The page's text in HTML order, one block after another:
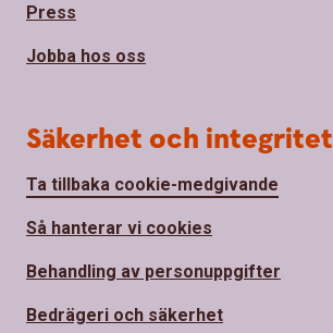
Press
Jobba hos oss
Säkerhet och integritet
Ta tillbaka cookie-medgivande
Så hanterar vi cookies
Behandling av personuppgifter
Bedrägeri och säkerhet